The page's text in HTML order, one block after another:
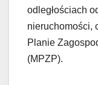
odległościach
nieruchomości,
Planie
(MPZP).